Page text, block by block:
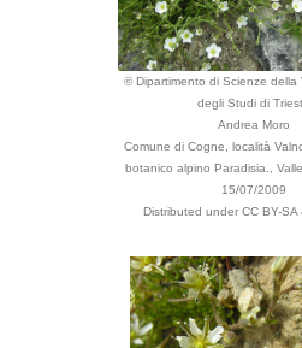
© Dipartimento di Scienze della
degli Studi di
Andrea Moro
Comune di Cogne, località
botanico alpino Paradisia.,
15/07/2009
Distributed under CC BY-SA